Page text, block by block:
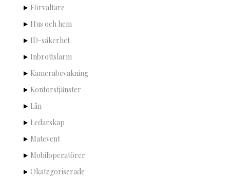
Förvaltare
Hus och hem
ID-säkerhet
Inbrottslarm
Kamerabevakning
Kontorstjänster
Lån
Ledarskap
Matevent
Mobiloperatörer
Okategoriserade